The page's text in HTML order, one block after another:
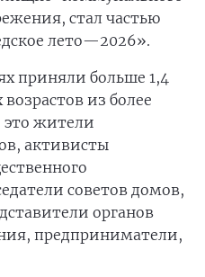
стал частью
лето—2026».
приняли больше 1,4
из более
это жители
активисты
советов домов,
органов
предприниматели,